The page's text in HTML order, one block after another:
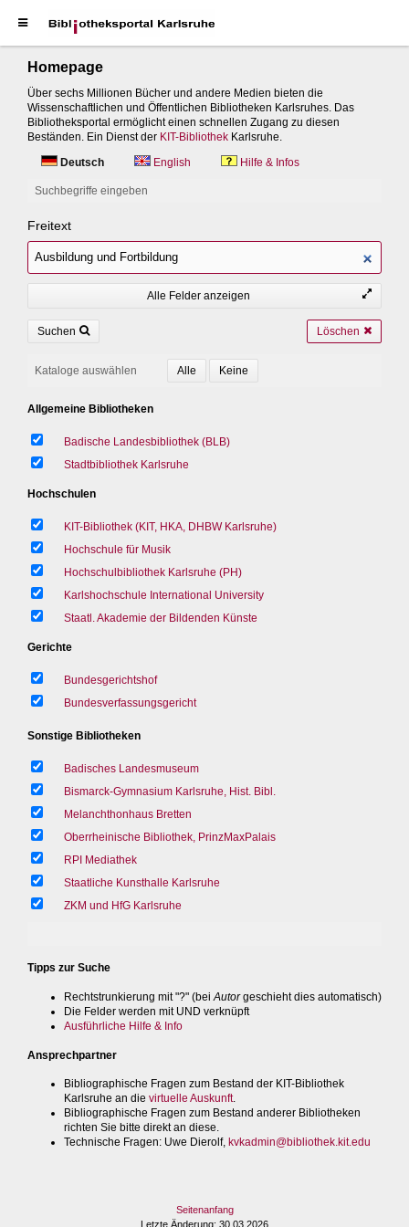
Homepage
Über sechs Millionen Bücher und andere Medien bieten die
Wissenschaftlichen und Öffentlichen Bibliotheken Karlsruhes. Das
Bibliotheksportal ermöglicht einen schnellen Zugang zu diesen
Beständen. Ein Dienst der KIT-Bibliothek Karlsruhe.
Deutsch
English Hilfe & Infos
Suchbegriffe eingeben
Freitext
Alle Felder anzeigen
Suchen Löschen
Kataloge auswählen
Allgemeine Bibliotheken
Badische Landesbibliothek (BLB)
Stadtbibliothek Karlsruhe
Hochschulen
KIT-Bibliothek (KIT, HKA, DHBW Karlsruhe)
Hochschule für Musik
Hochschulbibliothek Karlsruhe (PH)
Karlshochschule International University
Staatl. Akademie der Bildenden Künste
Gerichte
Bundesgerichtshof
Bundesverfassungsgericht
Sonstige Bibliotheken
Badisches Landesmuseum
Bismarck-Gymnasium Karlsruhe, Hist. Bibl.
Melanchthonhaus Bretten
Oberrheinische Bibliothek, PrinzMaxPalais
RPI Mediathek
Staatliche Kunsthalle Karlsruhe
ZKM und HfG Karlsruhe
Tipps zur Suche
Rechtstrunkierung mit "?" (bei Autorgeschieht dies automatisch)
Die Felder werden mit UND verknüpft
Ausführliche Hilfe & Info
Ansprechpartner
Bibliographische Fragen zum Bestand der KIT-Bibliothek
Karlsruhe an die virtuelle Auskunft.
Bibliographische Fragen zum Bestand anderer Bibliotheken
richten Sie bitte direkt an diese.
Technische Fragen: Uwe Dierolf, kvkadmin@bibliothek.kit.edu
Seitenanfang
Letzte Änderung: 30.03.2026